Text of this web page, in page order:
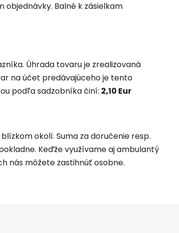
Balné k zásielkam
Úhrada tovaru je zrealizovaná
na účet predávajúceho je tento
podľa sadzobníka činí: 2,10 Eur
okolí. Suma za doručenie resp.
Keďže využívame aj ambulantý
nás môžete zastihnúť osobne.